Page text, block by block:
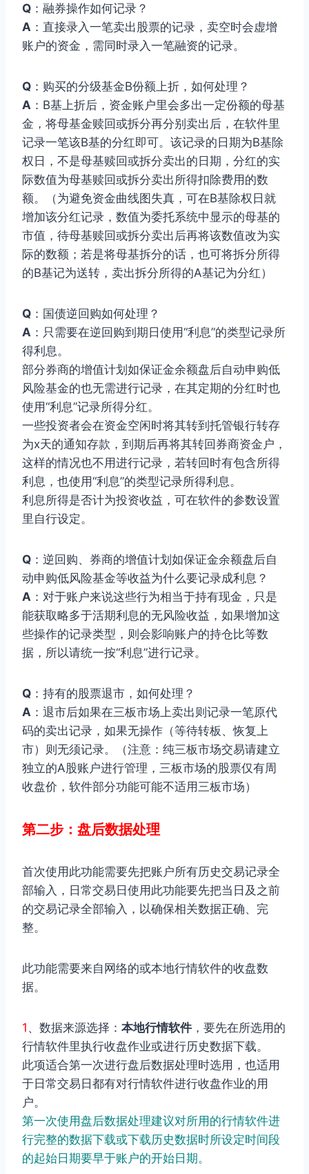
Q ：融券操作如何记录？
A ：直接录入一笔卖出股票的记录，卖空时会虚增
账户的资金，需同时录入一笔融资的记录。
Q ：购买的分级基金B份额上折，如何处理？
A ：B基上折后，资金账户里会多出一定份额的母基
金，将母基金赎回或拆分再分别卖出后，在软件里
记录一笔该B基的分红即可。该记录的日期为B基除
权日，不是母基赎回或拆分卖出的日期，分红的实
际数值为母基赎回或拆分卖出所得扣除费用的数
额。（为避免资金曲线图失真，可在B基除权日就
增加该分红记录，数值为委托系统中显示的母基的
市值，待母基赎回或拆分卖出后再将该数值改为实
际的数额；若是将母基拆分的话，也可将拆分所得
的B基记为送转，卖出拆分所得的A基记为分红）
Q ：国债逆回购如何处理？
A ：只需要在逆回购到期日使用“利息”的类型记录所
得利息。
部分券商的增值计划如保证金余额盘后自动申购低
风险基金的也无需进行记录，在其定期的分红时也
使用“利息”记录所得分红。
一些投资者会在资金空闲时将其转到托管银行转存
为x天的通知存款，到期后再将其转回券商资金户，
这样的情况也不用进行记录，若转回时有包含所得
利息，也使用“利息”的类型记录所得利息。
利息所得是否计为投资收益，可在软件的参数设置
里自行设定。
Q ：逆回购、券商的增值计划如保证金余额盘后自
动申购低风险基金等收益为什么要记录成利息？
A ：对于账户来说这些行为相当于持有现金，只是
能获取略多于活期利息的无风险收益，如果增加这
些操作的记录类型，则会影响账户的持仓比等数
据，所以请统一按“利息”进行记录。
Q ：持有的股票退市，如何处理？
A ：退市后如果在三板市场上卖出则记录一笔原代
码的卖出记录，如果无操作（等待转板、恢复上
市）则无须记录。（注意：纯三板市场交易请建立
独立的A股账户进行管理，三板市场的股票仅有周
收盘价，软件部分功能可能不适用三板市场）
第二步：盘后数据处理
首次使用此功能需要先把账户所有历史交易记录全
部输入，日常交易日使用此功能要先把当日及之前
的交易记录全部输入，以确保相关数据正确、完
整。
此功能需要来自网络的或本地行情软件的收盘数
据。
1 、数据来源选择： 本地行情软件 ，要先在所选用的
行情软件里执行收盘作业或进行历史数据下载。
此项适合第一次进行盘后数据处理时选用，也适用
于日常交易日都有对行情软件进行收盘作业的用
户。
第一次使用盘后数据处理建议对所用的行情软件进
行完整的数据下载或下载历史数据时所设定时间段
的起始日期要早于账户的开始日期。